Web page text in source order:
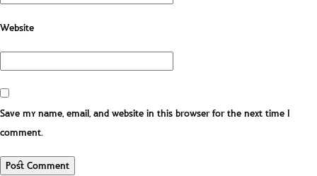
Website
Save my name, email, and website in this browser for the next time I
comment.